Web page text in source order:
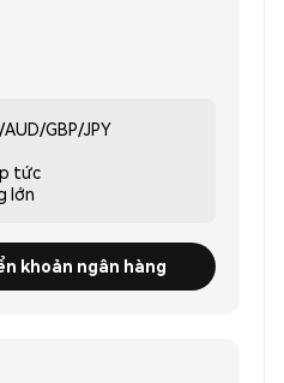
GBP/JPY
tức
lớn
khoản ngân hàng